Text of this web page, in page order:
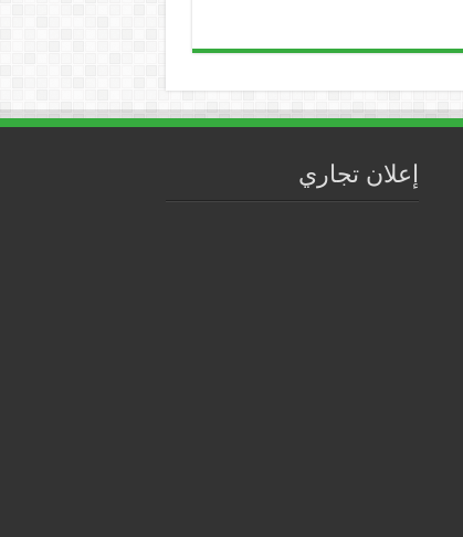
إعلان تجاري